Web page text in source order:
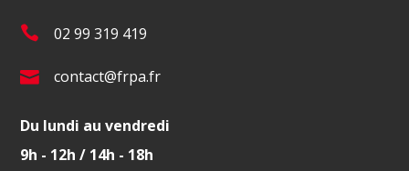
T
l
.
:
02 99 319 419
E
m
a
contact@frpa.fr
Du lundi au vendredi
9h - 12h / 14h - 18h